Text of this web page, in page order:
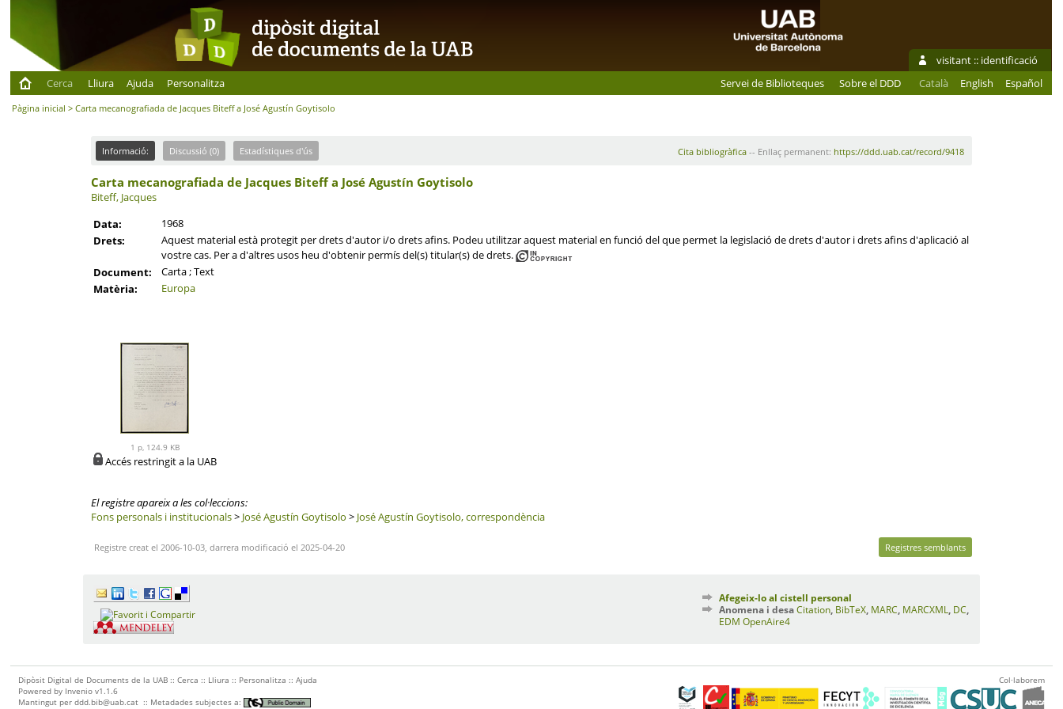
visitant :: identificació
Cerca
Lliura Ajuda Personalitza Servei de Biblioteques Sobre el DDD Català English Español
Pàgina inicial > Carta mecanografiada de Jacques Biteff a José Agustín Goytisolo
Informació: Discussió (0) Estadístiques d'ús Cita bibliogràfica-- Enllaç permanent: https://ddd.uab.cat/record/9418
Carta mecanografiada de Jacques Biteff a José Agustín Goytisolo
Biteff, Jacques
Data:
1968
Drets:
Aquest material està protegit per drets d'autor i/o drets afins. Podeu utilitzar aquest material en funció del que permet la legislació de drets d'autor i drets afins d'aplicació al
vostre cas. Per a d'altres usos heu d'obtenir permís del(s) titular(s) de drets.
Document:
Carta ; Text
Matèria:
Europa
1 p, 124.9 KB
Accés restringit a la UAB
El registre apareix a les col·leccions:
Fons personals i institucionals> José Agustín Goytisolo > José Agustín Goytisolo, correspondència
Registre creat el 2006-10-03, darrera modificació el 2025-04-20 Registres semblants
Afegeix-lo al cistell personal
Anomena i desaCitation BibTeX MARC MARCXML DC
EDM OpenAire4
Dipòsit Digital de Documents de la UAB ::Cerca :: Lliura :: Personalitza ::Ajuda
Powered by Invenio v1.1.6
Mantingut perddd.bib@uab.cat :: Metadades subjectes a:
Col·laborem